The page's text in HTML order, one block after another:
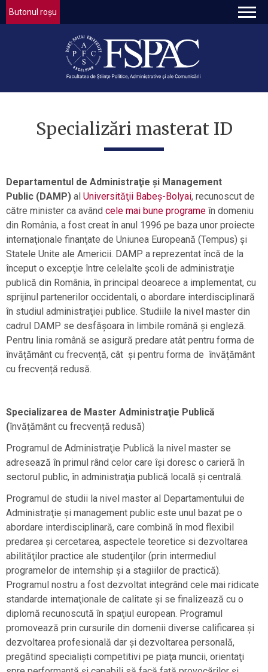
Butonul roșu
Specializări masterat ID
Departamentul de Administraţie și Management
Public (DAMP) al Universităţii Babeș-Bolyai, recunoscut de
către minister ca având cele mai bune programe în domeniu
din România, a fost creat în anul 1996 pe baza unor proiecte
internaţionale finanţate de Uniunea Europeană (Tempus) şi
Statele Unite ale Americii. DAMP a reprezentat încă de la
început o excepţie între celelalte şcoli de administraţie
publică din România, în principal deoarece a implementat, cu
sprijinul partenerilor occidentali, o abordare interdisciplinară
în studiul administraţiei publice. Studiile la nivel master din
cadrul DAMP se desfășoara în limbile română și engleză.
Pentru linia română se asigură predare atât pentru forma de
învățământ cu frecvență, cât şi pentru forma de învățământ
cu frecvență redusă.
Specializarea de Master Administraţie Publică
(învățământ cu frecvență redusă)
Programul de Administraţie Publică la nivel master se
adresează în primul rând celor care îşi doresc o carieră în
sectorul public, în administraţia publică locală şi centrală.
Programul de studii la nivel master al Departamentului de
Administraţie și management public este unul bazat pe o
abordare interdisciplinară, care combină în mod flexibil
predarea şi cercetarea, aspectele teoretice si dezvoltarea
abilităţilor practice ale studenţilor (prin intermediul
programelor de internship şi a stagiilor de practică).
Programul nostru a fost dezvoltat integrând cele mai ridicate
standarde internaţionale de calitate şi se finalizează cu o
diplomă recunoscută în spaţiul european. Programul
promovează prin cursurile din domenii diverse calificarea şi
dezvoltarea profesională dar şi dezvoltarea personală,
pregătind specialişti competitivi pe piaţa muncii, orientaţi